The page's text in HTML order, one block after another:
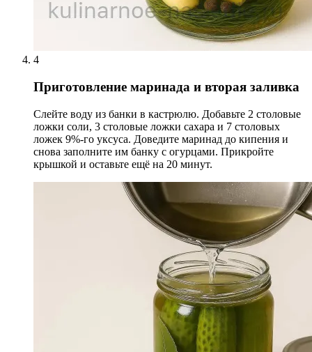
4
Приготовление маринада и вторая заливка
Слейте воду из банки в кастрюлю. Добавьте 2 столовые
ложки соли, 3 столовые ложки сахара и 7 столовых
ложек 9%-го уксуса. Доведите маринад до кипения и
снова заполните им банку с огурцами. Прикройте
крышкой и оставьте ещё на 20 минут.